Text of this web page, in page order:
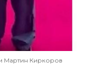
Мартин Киркоров